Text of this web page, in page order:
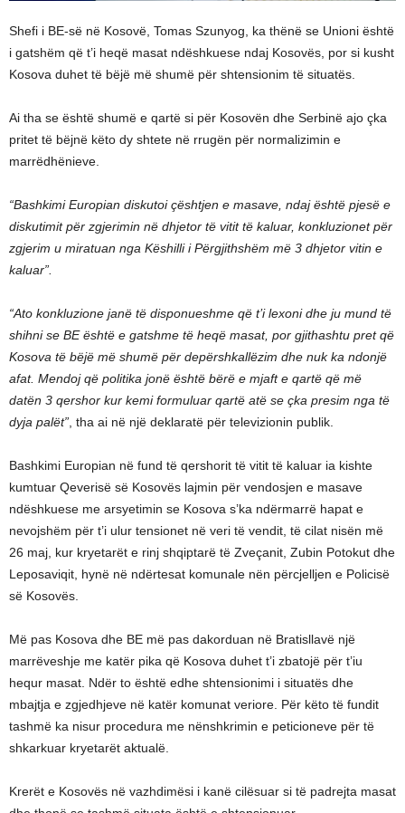
Shefi i BE-së në Kosovë, Tomas Szunyog, ka thënë se Unioni është
i gatshëm që t’i heqë masat ndëshkuese ndaj Kosovës, por si kusht
Kosova duhet të bëjë më shumë për shtensionim të situatës.
Ai tha se është shumë e qartë si për Kosovën dhe Serbinë ajo çka
pritet të bëjnë këto dy shtete në rrugën për normalizimin e
marrëdhënieve.
“Bashkimi Europian diskutoi çështjen e masave, ndaj është pjesë e
diskutimit për zgjerimin në dhjetor të vitit të kaluar, konkluzionet për
zgjerim u miratuan nga Këshilli i Përgjithshëm më 3 dhjetor vitin e
kaluar”.
“Ato konkluzione janë të disponueshme që t’i lexoni dhe ju mund të
shihni se BE është e gatshme të heqë masat, por gjithashtu pret që
Kosova të bëjë më shumë për depërshkallëzim dhe nuk ka ndonjë
afat. Mendoj që politika jonë është bërë e mjaft e qartë që më
datën 3 qershor kur kemi formuluar qartë atë se çka presim nga të
dyja palët” , tha ai në një deklaratë për televizionin publik.
Bashkimi Europian në fund të qershorit të vitit të kaluar ia kishte
kumtuar Qeverisë së Kosovës lajmin për vendosjen e masave
ndëshkuese me arsyetimin se Kosova s’ka ndërmarrë hapat e
nevojshëm për t’i ulur tensionet në veri të vendit, të cilat nisën më
26 maj, kur kryetarët e rinj shqiptarë të Zveçanit, Zubin Potokut dhe
Leposaviqit, hynë në ndërtesat komunale nën përcjelljen e Policisë
së Kosovës.
Më pas Kosova dhe BE më pas dakorduan në Bratisllavë një
marrëveshje me katër pika që Kosova duhet t’i zbatojë për t’iu
hequr masat. Ndër to është edhe shtensionimi i situatës dhe
mbajtja e zgjedhjeve në katër komunat veriore. Për këto të fundit
tashmë ka nisur procedura me nënshkrimin e peticioneve për të
shkarkuar kryetarët aktualë.
Krerët e Kosovës në vazhdimësi i kanë cilësuar si të padrejta masat